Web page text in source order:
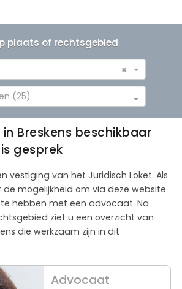
plaats of rechtsgebied
×
(25)
Breskens beschikbaar
gesprek
vestiging van het Juridisch Loket. Als
mogelijkheid om via deze website
hebben met een advocaat. Na
ziet u een overzicht van
die werkzaam zijn in dit
Advocaat